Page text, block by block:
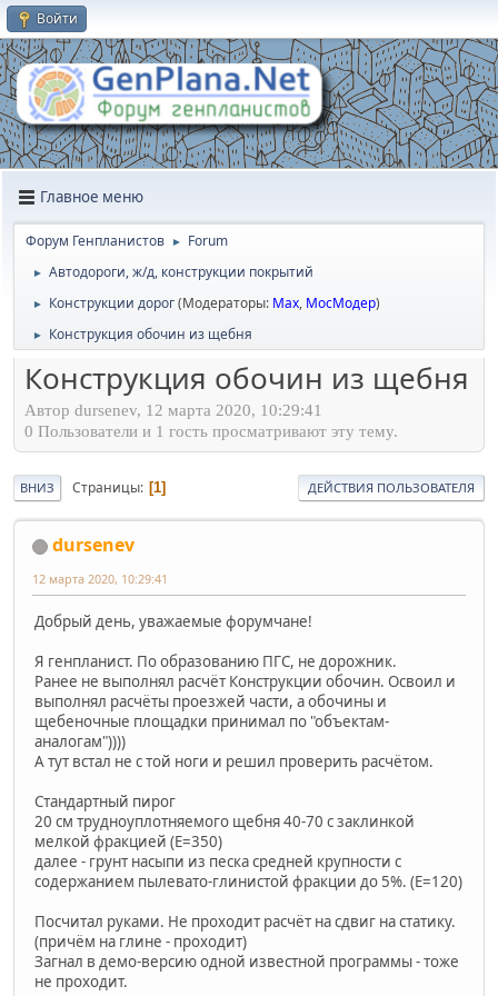
Войти
Главное меню
Форум Генпланистов ► Forum
► Автодороги, ж/д, конструкции покрытий
► Конструкции дорог(Модераторы: Max, МосМодер)
► Конструкция обочин из щебня
Конструкция обочин из щебня
Автор dursenev, 12 марта 2020, 10:29:41
0 Пользователи и 1 гость просматривают эту тему.
ВНИЗ Страницы 1 ДЕЙСТВИЯ ПОЛЬЗОВАТЕЛЯ
dursenev
12 марта 2020, 10:29:41
Добрый день, уважаемые форумчане!
Я генпланист. По образованию ПГС, не дорожник.
Ранее не выполнял расчёт Конструкции обочин. Освоил и
выполнял расчёты проезжей части, а обочины и
щебеночные площадки принимал по "объектам-
аналогам"))))
А тут встал не с той ноги и решил проверить расчётом.
Стандартный пирог
20 см трудноуплотняемого щебня 40-70 с заклинкой
мелкой фракцией (E=350)
далее - грунт насыпи из песка средней крупности с
содержанием пылевато-глинистой фракции до 5%. (Е=120)
Посчитал руками. Не проходит расчёт на сдвиг на статику.
(причём на глине - проходит)
Загнал в демо-версию одной известной программы - тоже
не проходит.